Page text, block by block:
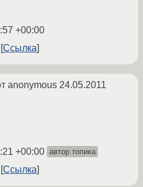
+00:00
Ссылка
anonymous 24.05.2011
+00:00 автор топика
Ссылка